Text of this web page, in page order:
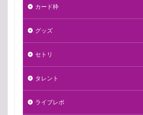
カード枠
グッズ
セトリ
タレント
ライブレポ